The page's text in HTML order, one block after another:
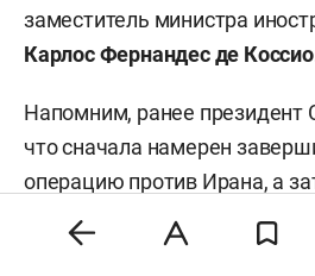
заместитель министра
Карлос Фернандес де Коссио
Напомним, ранее
что сначала намерен
операцию против Ирана, а
разобраться с Кубой. В
сместили и захватили